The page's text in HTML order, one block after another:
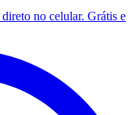
direto no celular. Grátis e